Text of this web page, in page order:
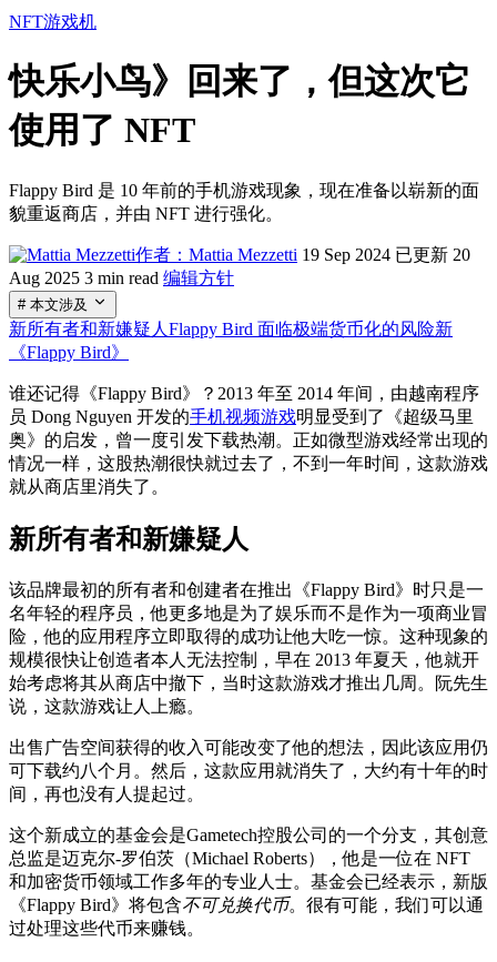
NFT游戏机
快乐小鸟》回来了，但这次它
使用了 NFT
Flappy Bird 是 10 年前的手机游戏现象，现在准备以崭新的面
貌重返商店，并由 NFT 进行强化。
作者：Mattia Mezzetti 19 Sep 2024 已更新 20
Aug 2025 3 min read 编辑方针
# 本文涉及
新所有者和新嫌疑人 Flappy Bird 面临极端货币化的风险新
《Flappy Bird》
谁还记得《Flappy Bird》？2013 年至 2014 年间，由越南程序
员 Dong Nguyen 开发的手机视频游戏明显受到了《超级马里
奥》的启发，曾一度引发下载热潮。正如微型游戏经常出现的
情况一样，这股热潮很快就过去了，不到一年时间，这款游戏
就从商店里消失了。
新所有者和新嫌疑人
该品牌最初的所有者和创建者在推出《Flappy Bird》时只是一
名年轻的程序员，他更多地是为了娱乐而不是作为一项商业冒
险，他的应用程序立即取得的成功让他大吃一惊。这种现象的
规模很快让创造者本人无法控制，早在 2013 年夏天，他就开
始考虑将其从商店中撤下，当时这款游戏才推出几周。阮先生
说，这款游戏让人上瘾。
出售广告空间获得的收入可能改变了他的想法，因此该应用仍
可下载约八个月。然后，这款应用就消失了，大约有十年的时
间，再也没有人提起过。
这个新成立的基金会是Gametech控股公司的一个分支，其创意
总监是迈克尔-罗伯茨（Michael Roberts），他是一位在 NFT
和加密货币领域工作多年的专业人士。基金会已经表示，新版
《Flappy Bird》将包含不可兑换代币。很有可能，我们可以通
过处理这些代币来赚钱。